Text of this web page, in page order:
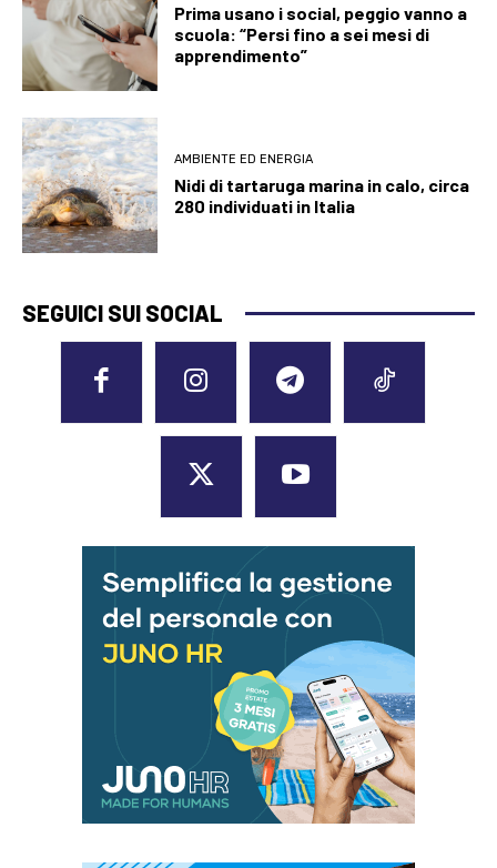
Prima usano i social, peggio vanno a
scuola: “Persi fino a sei mesi di
apprendimento”
AMBIENTE ED ENERGIA
Nidi di tartaruga marina in calo, circa
280 individuati in Italia
SEGUICI SUI SOCIAL